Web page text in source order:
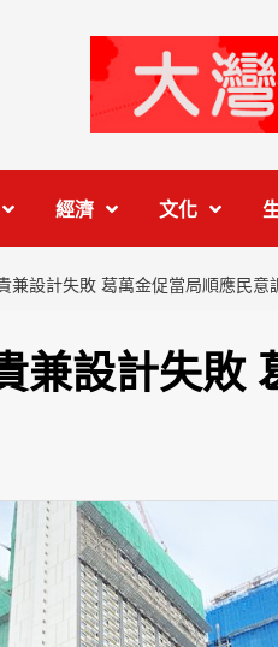
經濟 文化
兼設計失敗 葛萬金促當局順應民意
兼設計失敗